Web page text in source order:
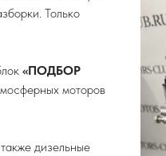
Только
«ПОДБОР
моторов
дизельные